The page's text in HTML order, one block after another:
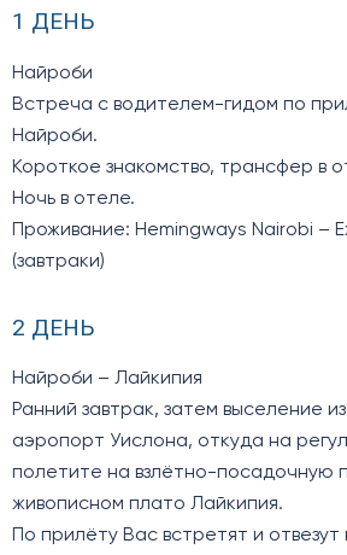
1 ДЕНЬ
Найроби
Встреча с водителем-гидом по
Найроби.
Короткое знакомство, трансфер в
Ночь в отеле.
Проживание: Hemingways Nairobi –
(завтраки)
2 ДЕНЬ
Найроби – Лайкипия
Ранний завтрак, затем выселение
аэропорт Уислона, откуда на
полетите на взлётно-посадочную
живописном плато Лайкипия.
По прилёту Вас встретят и отвезут